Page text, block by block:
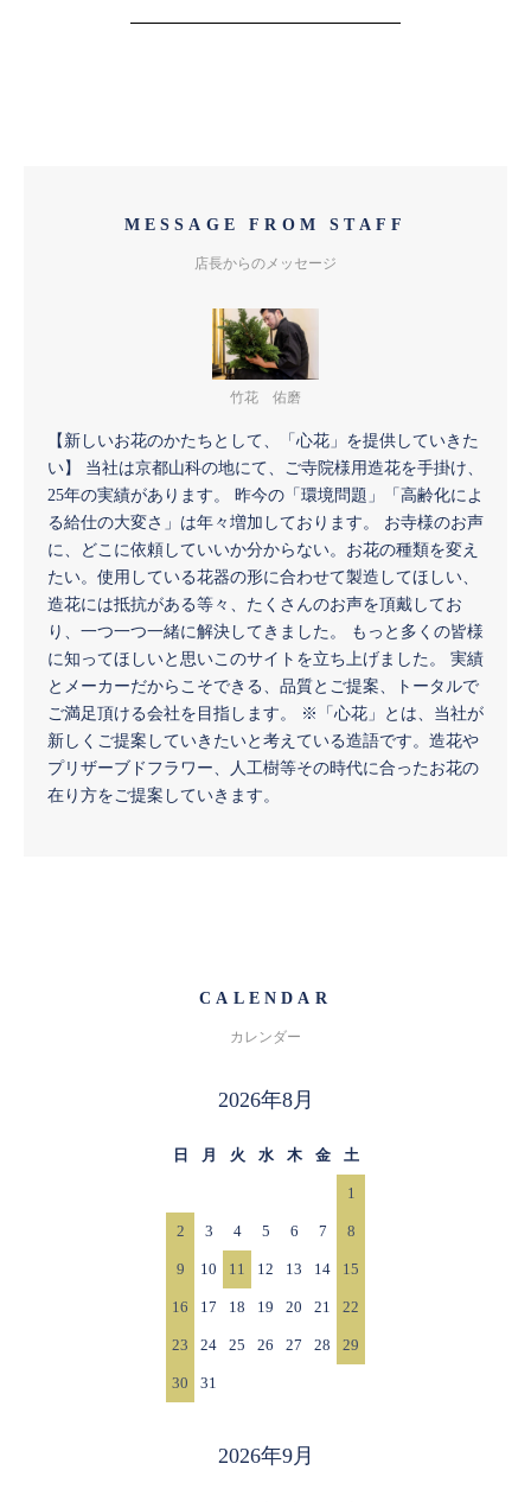
MESSAGE FROM STAFF
店長からのメッセージ
竹花 佑磨
【新しいお花のかたちとして、「心花」を提供していきた
い】 当社は京都山科の地にて、ご寺院様用造花を手掛け、
25年の実績があります。 昨今の「環境問題」「高齢化によ
る給仕の大変さ」は年々増加しております。 お寺様のお声
に、どこに依頼していいか分からない。お花の種類を変え
たい。使用している花器の形に合わせて製造してほしい、
造花には抵抗がある等々、たくさんのお声を頂戴してお
り、一つ一つ一緒に解決してきました。 もっと多くの皆様
に知ってほしいと思いこのサイトを立ち上げました。 実績
とメーカーだからこそできる、品質とご提案、トータルで
ご満足頂ける会社を目指します。 ※「心花」とは、当社が
新しくご提案していきたいと考えている造語です。造花や
プリザーブドフラワー、人工樹等その時代に合ったお花の
在り方をご提案していきます。
CALENDAR
カレンダー
2026年8月
日 月 火 水 木 金 土
1
2 3 4 5 6 7 8
9 10 11 12 13 14 15
16 17 18 19 20 21 22
23 24 25 26 27 28 29
30 31
2026年9月